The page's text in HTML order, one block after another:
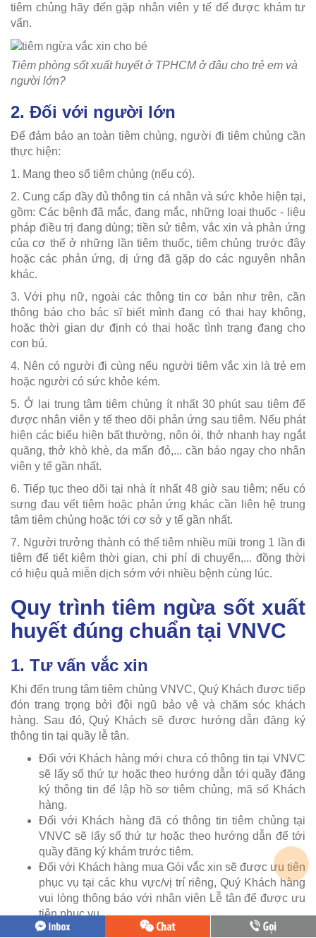
tiêm chủng hãy đến gặp nhân viên y tế để được khám tư
vấn.
Tiêm phòng sốt xuất huyết ở TPHCM ở đâu cho trẻ em và
người lớn?
2. Đối với người lớn
Để đảm bảo an toàn tiêm chủng, người đi tiêm chủng cần
thực hiện:
1. Mang theo sổ tiêm chủng (nếu có).
2. Cung cấp đầy đủ thông tin cá nhân và sức khỏe hiện tại,
gồm: Các bệnh đã mắc, đang mắc, những loại thuốc - liệu
pháp điều trị đang dùng; tiền sử tiêm, vắc xin và phản ứng
của cơ thể ở những lần tiêm thuốc, tiêm chủng trước đây
hoặc các phản ứng, dị ứng đã gặp do các nguyên nhân
khác.
3. Với phụ nữ, ngoài các thông tin cơ bản như trên, cần
thông báo cho bác sĩ biết mình đang có thai hay không,
hoặc thời gian dự định có thai hoặc tình trạng đang cho
con bú.
4. Nên có người đi cùng nếu người tiêm vắc xin là trẻ em
hoặc người có sức khỏe kém.
5. Ở lại trung tâm tiêm chủng ít nhất 30 phút sau tiêm để
được nhân viên y tế theo dõi phản ứng sau tiêm. Nếu phát
hiện các biểu hiện bất thường, nôn ói, thở nhanh hay ngắt
quãng, thở khò khè, da mẩn đỏ,... cần báo ngay cho nhân
viên y tế gần nhất.
6. Tiếp tục theo dõi tại nhà ít nhất 48 giờ sau tiêm; nếu có
sưng đau vết tiêm hoặc phản ứng khác cần liên hệ trung
tâm tiêm chủng hoặc tới cơ sở y tế gần nhất.
7. Người trưởng thành có thể tiêm nhiều mũi trong 1 lần đi
tiêm để tiết kiệm thời gian, chi phí di chuyển,... đồng thời
có hiệu quả miễn dịch sớm với nhiều bệnh cùng lúc.
Quy trình tiêm ngừa sốt xuất
huyết đúng chuẩn tại VNVC
1. Tư vấn vắc xin
Khi đến trung tâm tiêm chủng VNVC, Quý Khách được tiếp
đón trang trọng bởi đội ngũ bảo vệ và chăm sóc khách
hàng. Sau đó, Quý Khách sẽ được hướng dẫn đăng ký
thông tin tại quầy lễ tân.
Đối với Khách hàng mới chưa có thông tin tại VNVC
sẽ lấy số thứ tự hoặc theo hướng dẫn tới quầy đăng
ký thông tin để lập hồ sơ tiêm chủng, mã số Khách
hàng.
Đối với Khách hàng đã có thông tin tiêm chủng tại
VNVC sẽ lấy số thứ tự hoặc theo hướng dẫn để tới
quầy đăng ký khám trước tiêm.
Đối với Khách hàng mua Gói vắc xin sẽ được ưu tiên
phục vụ tại các khu vực/vị trí riêng, Quý Khách hàng
vui lòng thông báo với nhân viên Lễ tân để được ưu
tiên phục vụ.